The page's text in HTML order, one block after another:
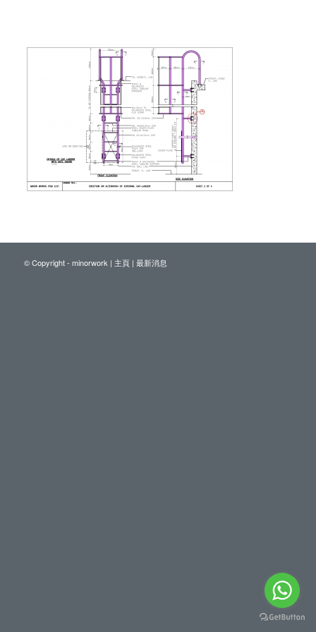
© Copyright - minorwork | 主頁| 最新消息